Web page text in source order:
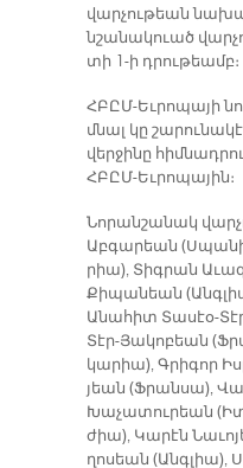
վար­չու­թեան
նշա­նա­կուած
տի 1-ի դրու­թեամբ։
ՀԲԸՄ-Եւ­րո­պա­յի
մնալ կը
վեր­ջի­նը
ՀԲԸՄ-Եւ­րո­պա­յին։
Նո­րան­շա­նակ
Աբ­գա­րեան
րիա), Տիգ­րան
Քի­պա­նեան
Ա­նա­հիտ Տա­սէօ-
Տէր-Յա­կո­բեան
կա­րիա), Գրի­գոր
յեան (Ֆրան­սա),
Խա­չա­տու­րեան
ժիա), Կա­րէն
ղո­սեան (Անգ­լիա),